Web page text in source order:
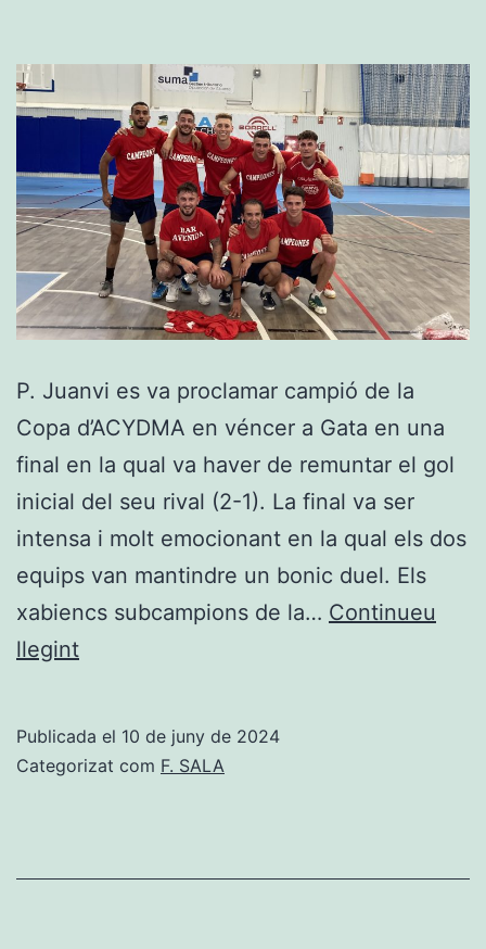
P. Juanvi es va proclamar campió de la
Copa d’ACYDMA en véncer a Gata en una
final en la qual va haver de remuntar el gol
inicial del seu rival (2-1). La final va ser
intensa i molt emocionant en la qual els dos
equips van mantindre un bonic duel. Els
xabiencs subcampions de la… Continueu
llegintP.
davant
Publicada el 10 de juny de 2024
Categorizat com F. SALA